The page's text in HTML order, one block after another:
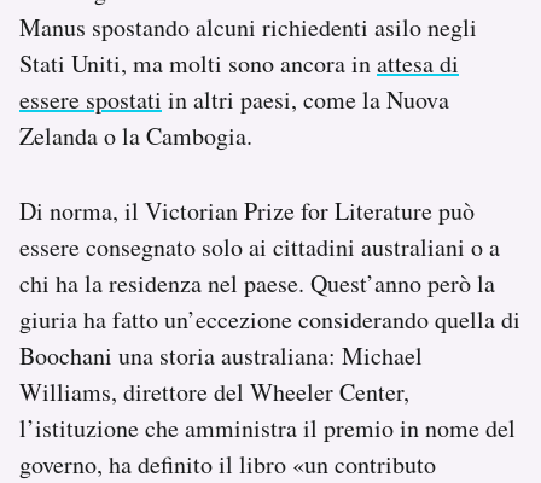
Manus spostando alcuni richiedenti asilo negli
Stati Uniti, ma molti sono ancora inattesa di
essere spostati in altri paesi, come la Nuova
Zelanda o la Cambogia.
Di norma, il Victorian Prize for Literature può
essere consegnato solo ai cittadini australiani o a
chi ha la residenza nel paese. Quest’anno però la
giuria ha fatto un’eccezione considerando quella di
Boochani una storia australiana: Michael
Williams, direttore del Wheeler Center,
l’istituzione che amministra il premio in nome del
governo, ha definito il libro «un contributo